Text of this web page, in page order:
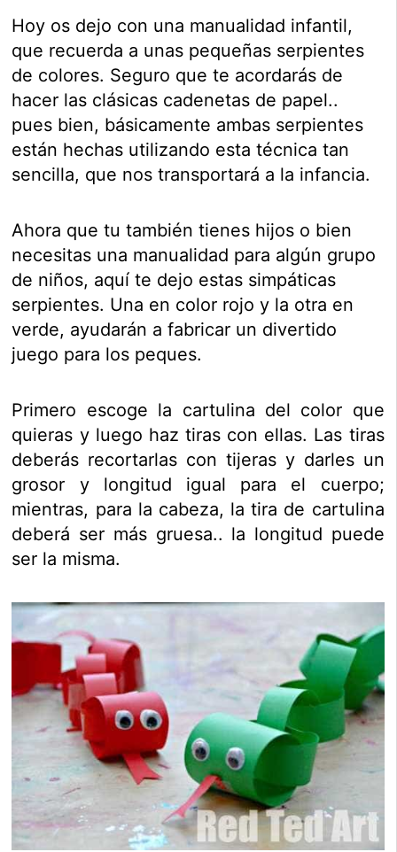
Hoy os dejo con una manualidad infantil,
que recuerda a unas pequeñas serpientes
de colores. Seguro que te acordarás de
hacer las clásicas cadenetas de papel..
pues bien, básicamente ambas serpientes
están hechas utilizando esta técnica tan
sencilla, que nos transportará a la infancia.
Ahora que tu también tienes hijos o bien
necesitas una manualidad para algún grupo
de niños, aquí te dejo estas simpáticas
serpientes. Una en color rojo y la otra en
verde, ayudarán a fabricar un divertido
juego para los peques.
Primero escoge la cartulina del color que
quieras y luego haz tiras con ellas. Las tiras
deberás recortarlas con tijeras y darles un
grosor y longitud igual para el cuerpo;
mientras, para la cabeza, la tira de cartulina
deberá ser más gruesa.. la longitud puede
ser la misma.